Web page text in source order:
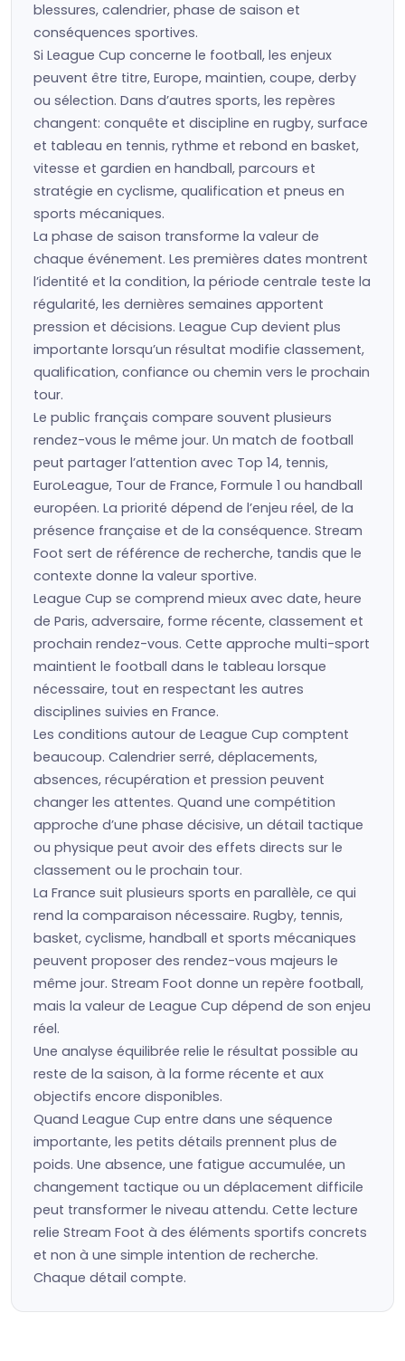
blessures, calendrier, phase de saison et
conséquences sportives.
Si League Cup concerne le football, les enjeux
peuvent être titre, Europe, maintien, coupe, derby
ou sélection. Dans d’autres sports, les repères
changent: conquête et discipline en rugby, surface
et tableau en tennis, rythme et rebond en basket,
vitesse et gardien en handball, parcours et
stratégie en cyclisme, qualification et pneus en
sports mécaniques.
La phase de saison transforme la valeur de
chaque événement. Les premières dates montrent
l’identité et la condition, la période centrale teste la
régularité, les dernières semaines apportent
pression et décisions. League Cup devient plus
importante lorsqu’un résultat modifie classement,
qualification, confiance ou chemin vers le prochain
tour.
Le public français compare souvent plusieurs
rendez-vous le même jour. Un match de football
peut partager l’attention avec Top 14, tennis,
EuroLeague, Tour de France, Formule 1 ou handball
européen. La priorité dépend de l’enjeu réel, de la
présence française et de la conséquence. Stream
Foot sert de référence de recherche, tandis que le
contexte donne la valeur sportive.
League Cup se comprend mieux avec date, heure
de Paris, adversaire, forme récente, classement et
prochain rendez-vous. Cette approche multi-sport
maintient le football dans le tableau lorsque
nécessaire, tout en respectant les autres
disciplines suivies en France.
Les conditions autour de League Cup comptent
beaucoup. Calendrier serré, déplacements,
absences, récupération et pression peuvent
changer les attentes. Quand une compétition
approche d’une phase décisive, un détail tactique
ou physique peut avoir des effets directs sur le
classement ou le prochain tour.
La France suit plusieurs sports en parallèle, ce qui
rend la comparaison nécessaire. Rugby, tennis,
basket, cyclisme, handball et sports mécaniques
peuvent proposer des rendez-vous majeurs le
même jour. Stream Foot donne un repère football,
mais la valeur de League Cup dépend de son enjeu
réel.
Une analyse équilibrée relie le résultat possible au
reste de la saison, à la forme récente et aux
objectifs encore disponibles.
Quand League Cup entre dans une séquence
importante, les petits détails prennent plus de
poids. Une absence, une fatigue accumulée, un
changement tactique ou un déplacement difficile
peut transformer le niveau attendu. Cette lecture
relie Stream Foot à des éléments sportifs concrets
et non à une simple intention de recherche.
Chaque détail compte.